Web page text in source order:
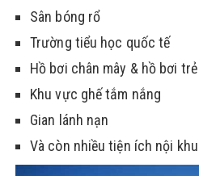
Sân bóng rổ
Trường tiểu học quốc tế
Hồ bơi chân mây & hồ bơi
Khu vực ghế tắm nắng
Gian lánh nạn
Và còn nhiều tiện ích nội